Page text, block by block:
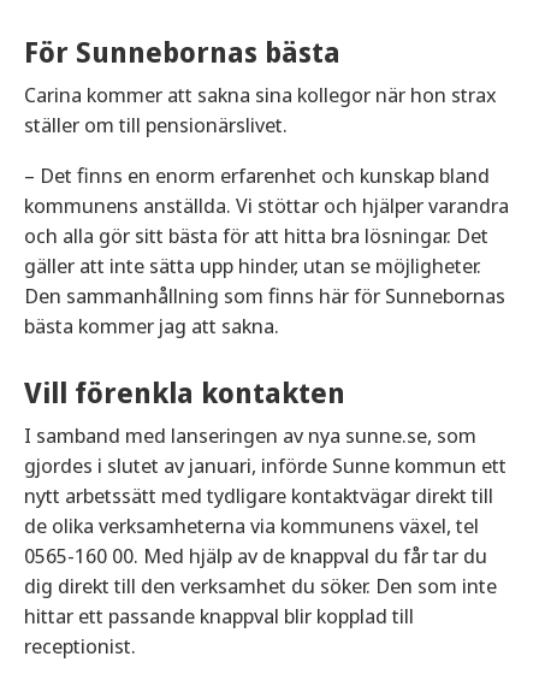
För Sunnebornas bästa
Carina kommer att sakna sina kollegor när hon strax
ställer om till pensionärslivet.
– Det finns en enorm erfarenhet och kunskap bland
kommunens anställda. Vi stöttar och hjälper varandra
och alla gör sitt bästa för att hitta bra lösningar. Det
gäller att inte sätta upp hinder, utan se möjligheter.
Den sammanhållning som finns här för Sunnebornas
bästa kommer jag att sakna.
Vill förenkla kontakten
I samband med lanseringen av nya sunne.se, som
gjordes i slutet av januari, införde Sunne kommun ett
nytt arbetssätt med tydligare kontaktvägar direkt till
de olika verksamheterna via kommunens växel, tel
0565-160 00. Med hjälp av de knappval du får tar du
dig direkt till den verksamhet du söker. Den som inte
hittar ett passande knappval blir kopplad till
receptionist.